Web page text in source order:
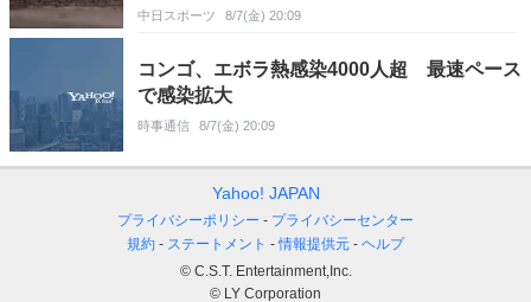
現に」【夏の甲子園】
中日スポーツ 8/7(金) 20:09
コンゴ、エボラ熱感染4000人超 最速ペース
で感染拡大
時事通信 8/7(金) 20:09
Yahoo! JAPAN
プライバシーポリシー
プライバシーセンター
規約
ステートメント 情報提供元
ヘルプ
© C.S.T. Entertainment,Inc.
© LY Corporation